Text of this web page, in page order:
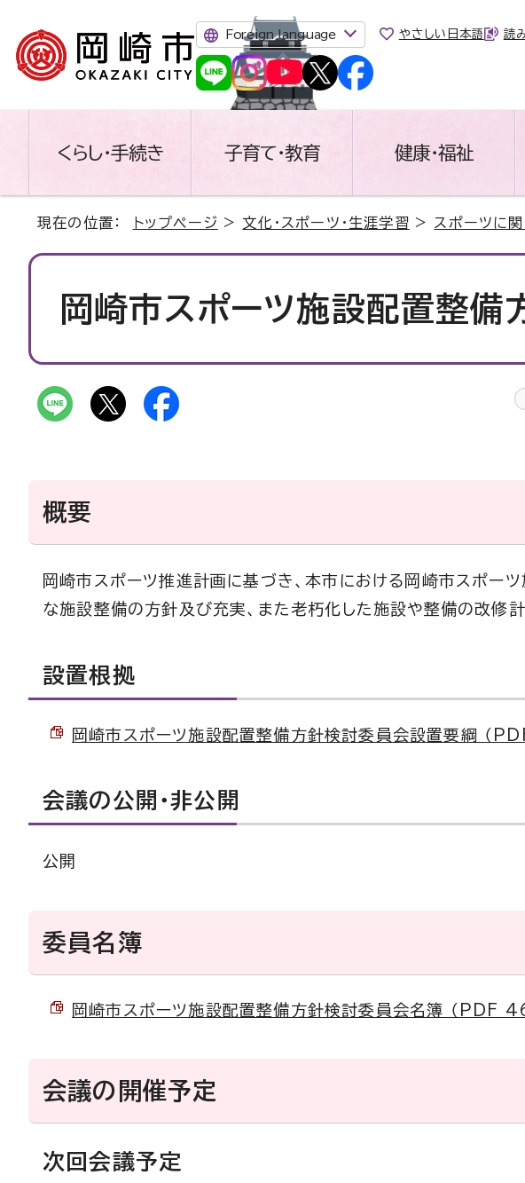
Foreign language やさしい日本語 読
くらし・手続き 子育て・教育 健康・福祉
現在の位置： トップページ > 文化・スポーツ・生涯学習 > スポーツに
岡崎市スポーツ施設配置整備
概要
岡崎市スポーツ推進計画に基づき、本市における岡崎市スポー
な施設整備の方針及び充実、また老朽化した施設や整備の改修計
設置根拠
岡崎市スポーツ施設配置整備方針検討委員会設置要綱 （
会議の公開・非公開
公開
委員名簿
岡崎市スポーツ施設配置整備方針検討委員会名簿 （PDF
会議の開催予定
次回会議予定